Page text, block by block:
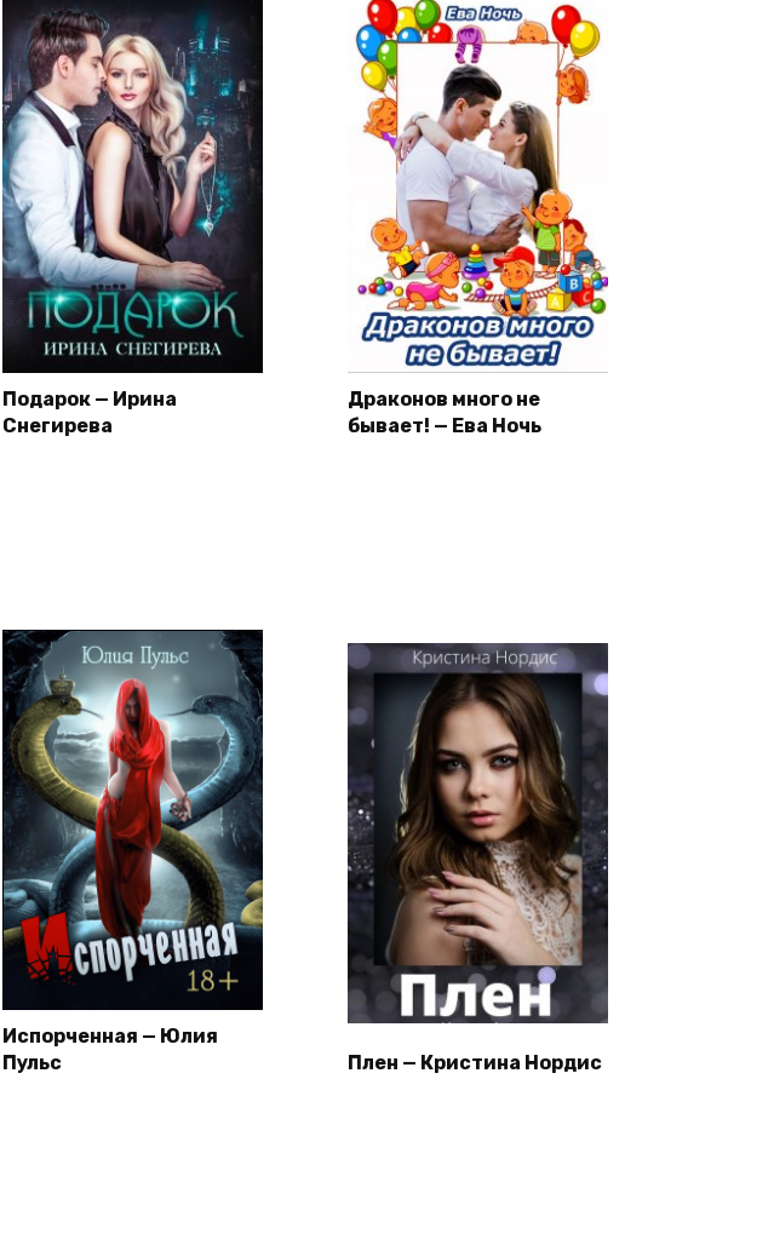
Подарок — Ирина
Снегирева
Драконов много не
бывает! — Ева Ночь
Испорченная — Юлия
Пульс
Плен — Кристина Нордис